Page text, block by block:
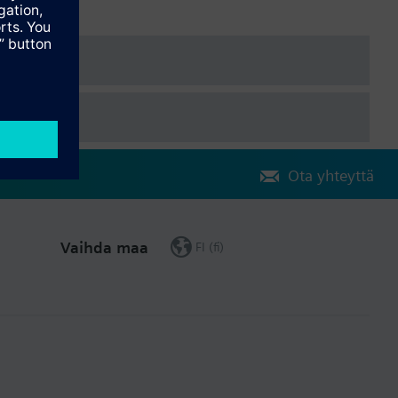
Ota yhteyttä
Vaihda maa FI (fi)